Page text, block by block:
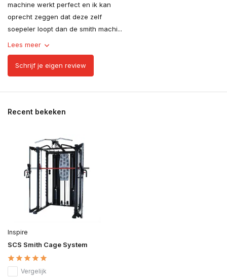
machine werkt perfect en ik kan
oprecht zeggen dat deze zelf
soepeler loopt dan de smith machi...
Lees meer
Schrijf je eigen review
Recent bekeken
Inspire
SCS Smith Cage System
Vergelijk